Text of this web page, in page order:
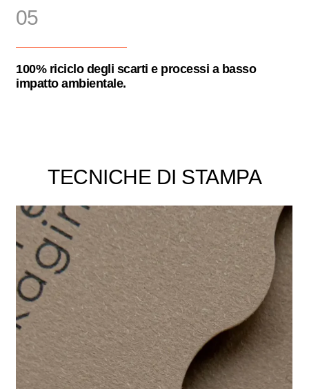
05
100% riciclo degli scarti e processi a basso
impatto ambientale.
TECNICHE DI STAMPA